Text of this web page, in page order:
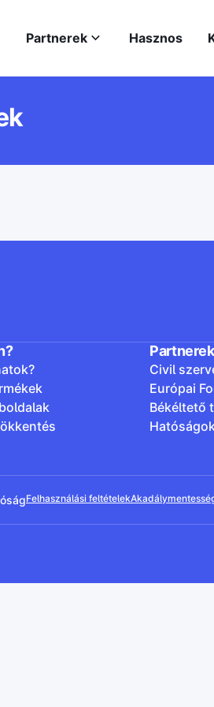
Partnerek Hasznos
Partnerek
Civil
Európai
Békéltető
Felhasználási feltételek